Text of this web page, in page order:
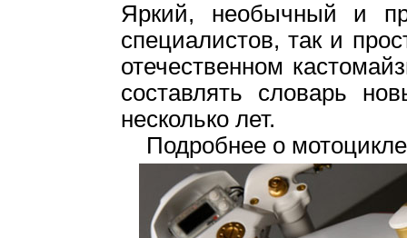
Яркий, необычный и
специалистов, так и
отечественном
составлять словарь
несколько лет.
Подробнее о